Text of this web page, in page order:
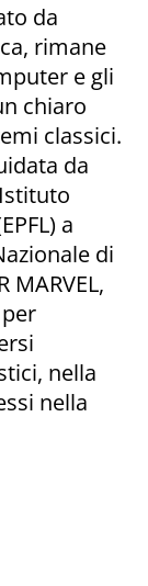
da
rimane
e gli
chiaro
classici.
da
a
di
MARVEL,
nella
nella